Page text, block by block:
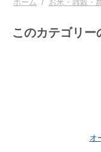
ホーム お米・雑穀・
このカテゴリー
オーサ